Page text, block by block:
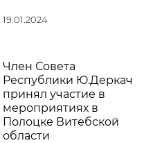
19.01.2024
Член Совета
Республики Ю.Деркач
принял участие в
мероприятиях в
Полоцке Витебской
области